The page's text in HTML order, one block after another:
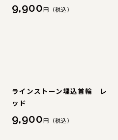
9,900円（税込）
ラインストーン埋込首輪 レ
ッド
9,900円（税込）